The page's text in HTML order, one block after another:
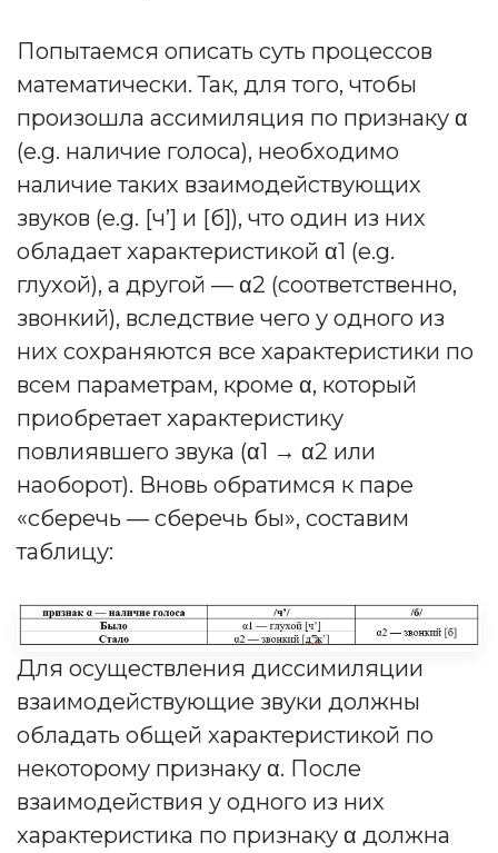
Попытаемся описать суть процессов
математически. Так, для того, чтобы
произошла ассимиляция по признаку α
(e.g. наличие голоса), необходимо
наличие таких взаимодействующих
звуков (e.g. [ч’] и [б]), что один из них
обладает характеристикой α1 (e.g.
глухой), а другой — α2 (соответственно,
звонкий), вследствие чего у одного из
них сохраняются все характеристики по
всем параметрам, кроме α, который
приобретает характеристику
повлиявшего звука (α1 → α2 или
наоборот). Вновь обратимся к паре
«сберечь — сберечь бы», составим
таблицу:
Для осуществления диссимиляции
взаимодействующие звуки должны
обладать общей характеристикой по
некоторому признаку α. После
взаимодействия у одного из них
характеристика по признаку α должна